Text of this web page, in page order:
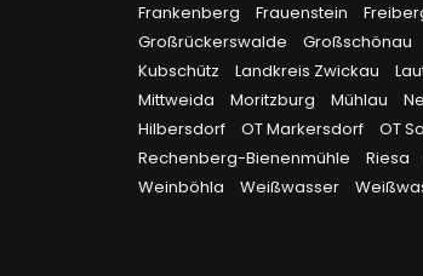
Frankenberg
Frauenstein
Großrückerswalde
Großschönau
Kubschütz
Landkreis Zwickau
Mittweida
Moritzburg Mühlau
Hilbersdorf
OT Markersdorf OT
Rechenberg-Bienenmühle
Riesa
Weinböhla
Weißwasser